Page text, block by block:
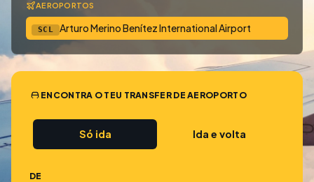
AEROPORTOS
SCL Arturo Merino Benítez International Airport
ENCONTRA O TEU TRANSFER DE AEROPORTO
Só ida Ida e volta
DE